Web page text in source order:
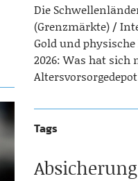
Die
(Grenzmärkte)
Gold und
2026: Was hat sich
Altersvorsorgedepot
Tags
Absicherung